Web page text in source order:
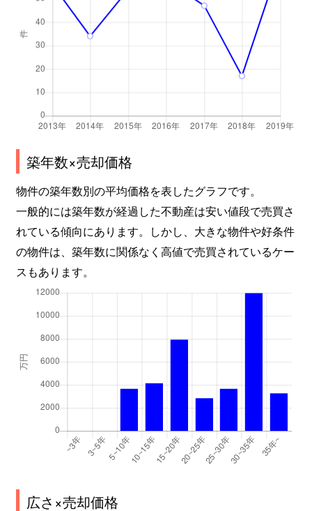
築年数×売却価格
物件の築年数別の平均価格を表したグラフです。
一般的には築年数が経過した不動産は安い値段で売買さ
れている傾向にあります。しかし、大きな物件や好条件
の物件は、築年数に関係なく高値で売買されているケー
スもあります。
広さ×売却価格